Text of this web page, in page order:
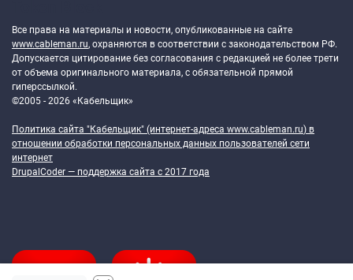
Все права на материалы и новости, опубликованные на сайте
www.cableman.ru, охраняются в соответствии с законодательством РФ.
Допускается цитирование без согласования с редакцией не более трети
от объема оригинального материала, с обязательной прямой
гиперссылкой.
©2005 - 2026 «Кабельщик»
Политика сайта "Кабельщик" (интернет-адреса www.cableman.ru) в
отношении обработки персональных данных пользователей сети
интернет
DrupalCoder — поддержка сайта c 2017 года